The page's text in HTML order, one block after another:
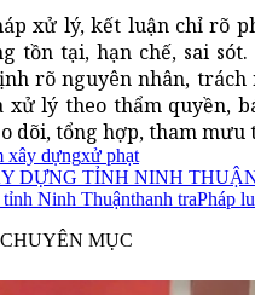
xử lý, kết luận chỉ rõ
tồn tại, hạn chế, sai
rõ nguyên nhân,
xử lý theo thẩm quyền,
dõi, tổng hợp, tham mưu
xây dựngxử phạt
DỰNG TỈNH NINH
Ninh Thuậnthanh traPháp
MỤC